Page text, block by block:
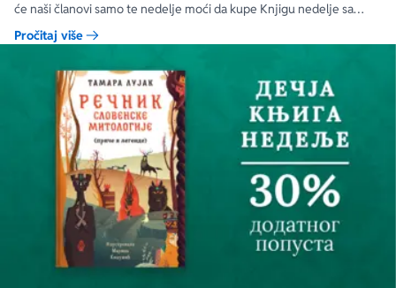
će naši članovi samo te nedelje moći da kupe Knjigu nedelje sa
specijalnim DODATNIM popustom od 30%.
Pročitaj više